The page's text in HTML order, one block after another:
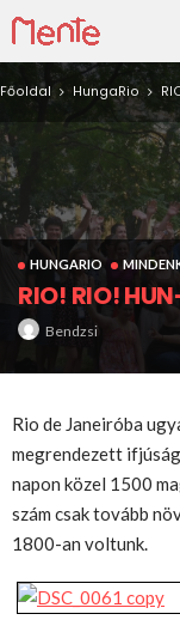
Főoldal HungaRio
HUNGARIO
RIO! RIO!
Bendzsi
Rio de Janeiróba
megrendezett
napon közel 1500
szám csak tovább
1800-an voltunk.